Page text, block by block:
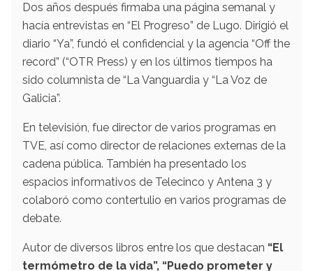
Dos años después firmaba una página semanal y
hacía entrevistas en “El Progreso” de Lugo. Dirigió el
diario “Ya”, fundó el confidencial y la agencia “Off the
record” (“OTR Press) y en los últimos tiempos ha
sido columnista de “La Vanguardia y “La Voz de
Galicia”.
En televisión, fue director de varios programas en
TVE, así como director de relaciones externas de la
cadena pública. También ha presentado los
espacios informativos de Telecinco y Antena 3 y
colaboró como contertulio en varios programas de
debate.
Autor de diversos libros entre los que destacan “El
termómetro de la vida”, “Puedo prometer y